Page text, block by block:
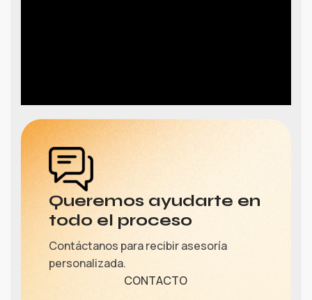
Queremos ayudarte en
todo el proceso
Contáctanos para recibir asesoría
personalizada.
CONTACTO